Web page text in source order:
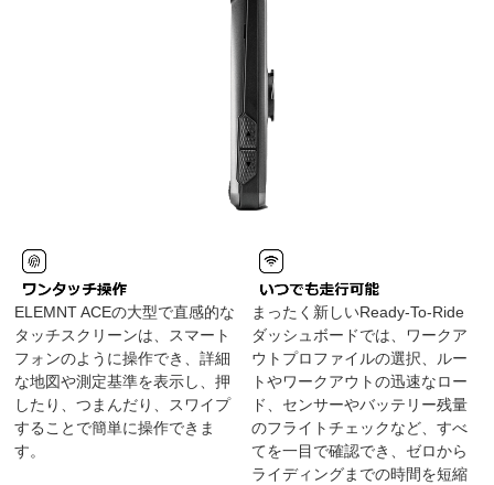
ELEMNT ACEの大型で直感的な
タッチスクリーンは、スマート
フォンのように操作でき、詳細
な地図や測定基準を表示し、押
したり、つまんだり、スワイプ
することで簡単に操作できま
す。
まったく新しいReady-To-Ride
ダッシュボードでは、ワークア
ウトプロファイルの選択、ルー
トやワークアウトの迅速なロー
ド、センサーやバッテリー残量
のフライトチェックなど、すべ
てを一目で確認でき、ゼロから
ライディングまでの時間を短縮